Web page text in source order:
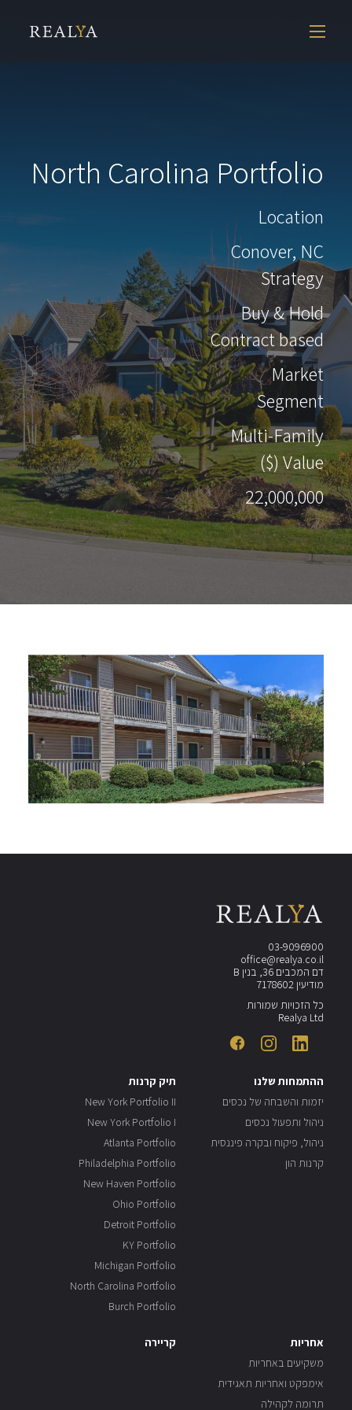
North Carolina Portfolio
Location
Conover, NC
Strategy
Buy & Hold
Contract based
Market
Segment
Multi-Family
Value ($)
22,000,000
03-9096900
office@realya.co.il
דם המכבים 36, בנין B
מודיעין 7178602
כל הזכויות שמורות
Realya Ltd
ההתמחות שלנו
יזמות והשבחה של נכסים
ניהול ותפעול נכסים
ניהול, פיקוח ובקרה פיננסית
קרנות הון
תיק קרנות
New York Portfolio II
New York Portfolio I
Atlanta Portfolio
Philadelphia Portfolio
New Haven Portfolio
Ohio Portfolio
Detroit Portfolio
KY Portfolio
Michigan Portfolio
North Carolina Portfolio
Burch Portfolio
אחריות
משקיעים באחריות
אימפקט ואחריות תאגידית
תרומה לקהילה
קריירה